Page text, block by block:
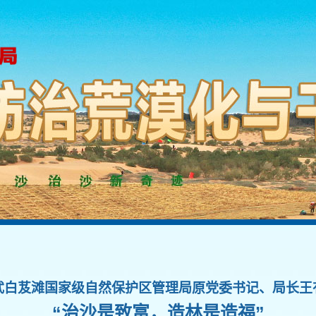
白芨滩国家级自然保护区管理局原党委书记、局长